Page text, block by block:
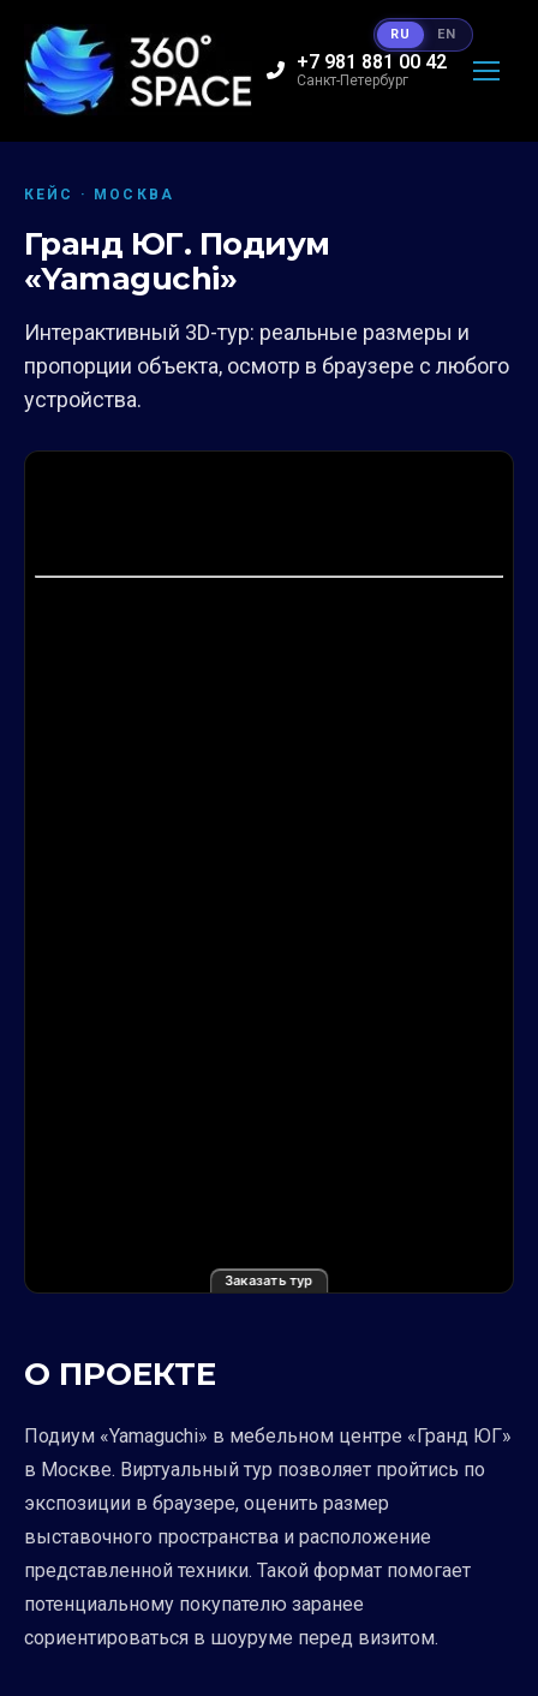
+7 981 881 00 42
Санкт-Петербург
КЕЙС · МОСКВА
Гранд ЮГ. Подиум
«Yamaguchi»
Интерактивный 3D-тур: реальные размеры и
пропорции объекта, осмотр в браузере с любого
устройства.
Заказать тур
О ПРОЕКТЕ
Подиум «Yamaguchi» в мебельном центре «Гранд ЮГ»
в Москве. Виртуальный тур позволяет пройтись по
экспозиции в браузере, оценить размер
выставочного пространства и расположение
представленной техники. Такой формат помогает
потенциальному покупателю заранее
сориентироваться в шоуруме перед визитом.
RU EN